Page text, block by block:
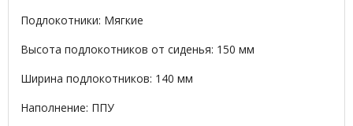
Подлокотники: Мягкие
Высота подлокотников от сиденья: 150 мм
Ширина подлокотников: 140 мм
Наполнение: ППУ